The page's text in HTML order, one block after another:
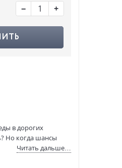
− +
в дорогих
Но когда шансы
все приходится
Читать дальше…